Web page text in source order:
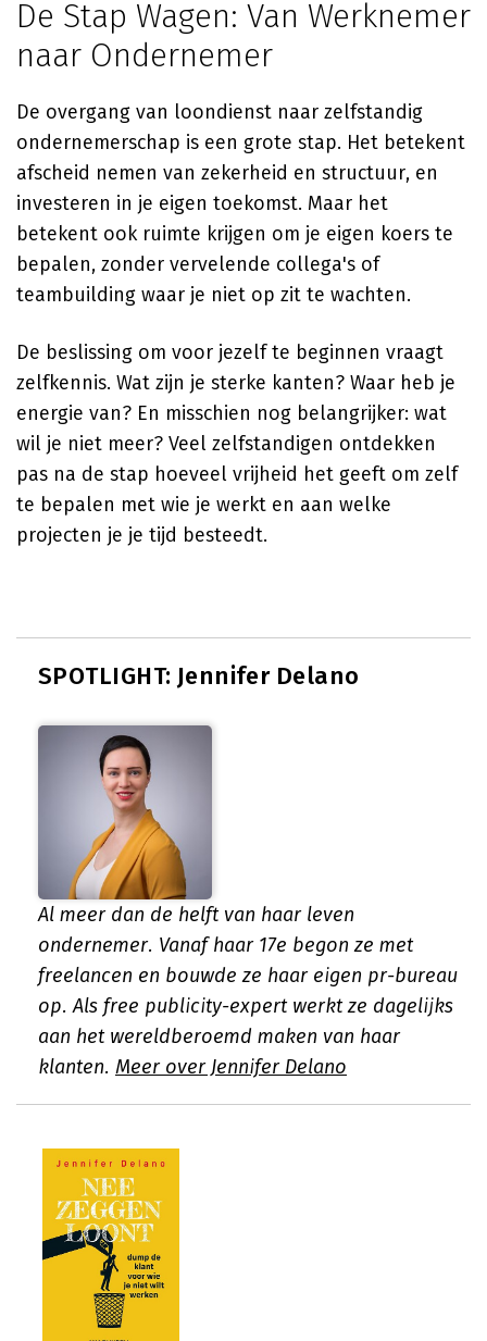
De Stap Wagen: Van Werknemer
naar Ondernemer
De overgang van loondienst naar zelfstandig
ondernemerschap is een grote stap. Het betekent
afscheid nemen van zekerheid en structuur, en
investeren in je eigen toekomst. Maar het
betekent ook ruimte krijgen om je eigen koers te
bepalen, zonder vervelende collega's of
teambuilding waar je niet op zit te wachten.
De beslissing om voor jezelf te beginnen vraagt
zelfkennis. Wat zijn je sterke kanten? Waar heb je
energie van? En misschien nog belangrijker: wat
wil je niet meer? Veel zelfstandigen ontdekken
pas na de stap hoeveel vrijheid het geeft om zelf
te bepalen met wie je werkt en aan welke
projecten je je tijd besteedt.
SPOTLIGHT: Jennifer Delano
Al meer dan de helft van haar leven
ondernemer. Vanaf haar 17e begon ze met
freelancen en bouwde ze haar eigen pr-bureau
op. Als free publicity-expert werkt ze dagelijks
aan het wereldberoemd maken van haar
klanten. Meer over Jennifer Delano